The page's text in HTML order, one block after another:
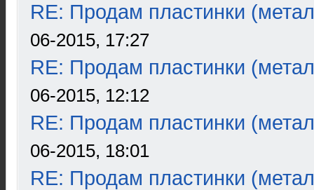
RE: Продам пластинки
06-2015, 17:27
RE: Продам пластинки
06-2015, 12:12
RE: Продам пластинки
06-2015, 18:01
RE: Продам пластинки